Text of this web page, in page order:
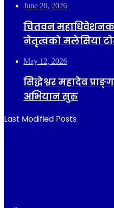
June 20, 2026
चितवन
नेतृत्वको मलेसिया
May 12, 2026
सिद्धेश्वर महादेव
अभियान सुरु
Last Modified Posts